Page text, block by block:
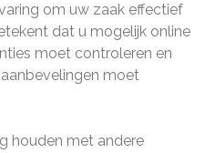
om uw zaak effectief
dat u mogelijk online
moet controleren en
moet
houden met andere